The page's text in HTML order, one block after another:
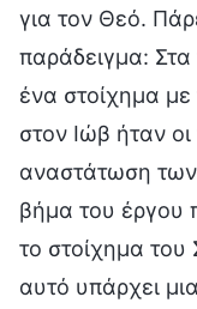
για τον Θεό.
παράδειγμα:
ένα στοίχημα
στον Ιώβ ήταν
αναστάτωση
βήμα του έργου
το στοίχημα
αυτό υπάρχει